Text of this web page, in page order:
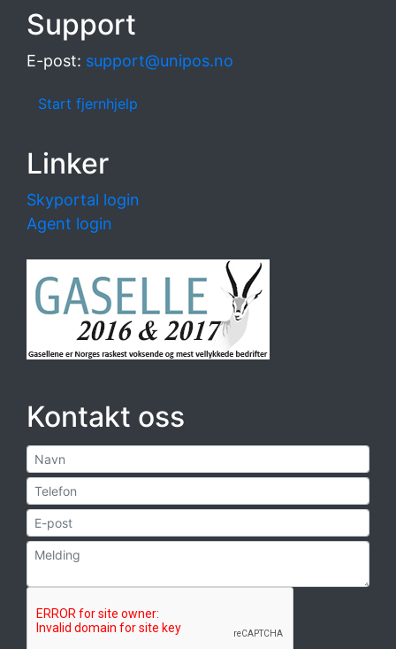
Support
E-post: support@unipos.no
Start fjernhjelp
Linker
Skyportal login
Agent login
Kontakt oss